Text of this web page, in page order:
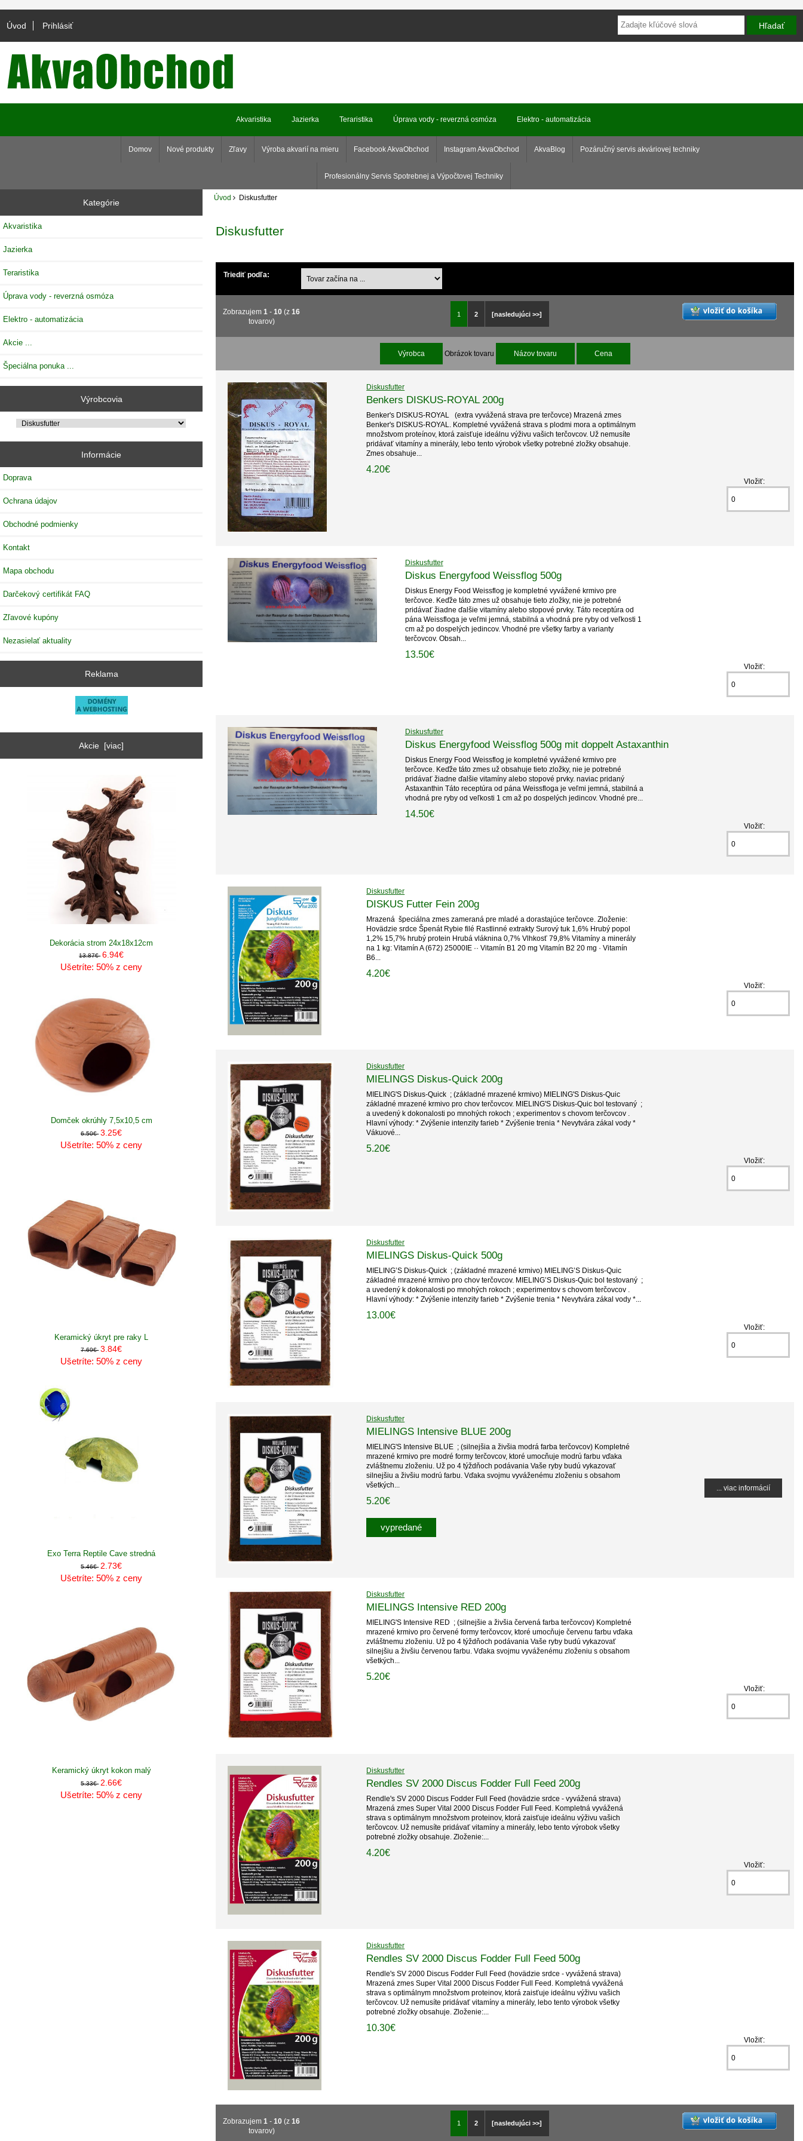
Úvod Prihlásiť
Akvaristika Jazierka Teraristika Úprava vody - reverzná osmóza Elektro - automatizácia
Domov Nové produkty Zľavy Výroba akvarií na mieru Facebook AkvaObchod Instagram AkvaObchod AkvaBlog Pozáručný servis akváriovej techniky
Profesionálny Servis Spotrebnej a Výpočtovej Techniky
Kategórie
Akvaristika
Jazierka
Teraristika
Úprava vody - reverzná osmóza
Elektro - automatizácia
Akcie ...
Špeciálna ponuka ...
Výrobcovia
Informácie
Doprava
Ochrana údajov
Obchodné podmienky
Kontakt
Mapa obchodu
Darčekový certifikát FAQ
Zľavové kupóny
Nezasielať aktuality
Reklama
Akcie [viac]
Dekorácia strom 24x18x12cm
13.87€ 6.94€
Ušetríte: 50% z ceny
Domček okrúhly 7,5x10,5 cm
6.50€ 3.25€
Ušetríte: 50% z ceny
Keramický úkryt pre raky L
7.69€ 3.84€
Ušetríte: 50% z ceny
Exo Terra Reptile Cave stredná
5.46€ 2.73€
Ušetríte: 50% z ceny
Keramický úkryt kokon malý
5.33€ 2.66€
Ušetríte: 50% z ceny
Úvod Diskusfutter
Diskusfutter
Triediť podľa:
1 2 [nasledujúci >>]
Zobrazujem1 -10 (z16
tovarov)
Výrobca Obrázok tovaru Názov tovaru Cena
Diskusfutter
Benkers DISKUS-ROYAL 200g
Benker's DISKUS-ROYAL (extra vyvážená strava pre terčovce) Mrazená zmes
Benker's DISKUS-ROYAL. Kompletné vyvážená strava s plodmi mora a optimálnym
množstvom proteínov, ktorá zaisťuje ideálnu výživu vašich terčovcov. Už nemusíte
pridávať vitamíny a minerály, lebo tento výrobok všetky potrebné zložky obsahuje.
Zmes obsahuje...
4.20€
Vložiť:
Diskusfutter
Diskus Energyfood Weissflog 500g
Diskus Energy Food Weissflog je kompletné vyvážené krmivo pre
terčovce. Keďže táto zmes už obsahuje tieto zložky, nie je potrebné
pridávať žiadne ďalšie vitamíny alebo stopové prvky. Táto receptúra ​​od
pána Weissfloga je veľmi jemná, stabilná a vhodná pre ryby od veľkosti 1
cm až po dospelých jedincov. Vhodné pre všetky farby a varianty
terčovcov. Obsah...
13.50€
Vložiť:
Diskusfutter
Diskus Energyfood Weissflog 500g mit doppelt Astaxanthin
Diskus Energy Food Weissflog je kompletné vyvážené krmivo pre
terčovce. Keďže táto zmes už obsahuje tieto zložky, nie je potrebné
pridávať žiadne ďalšie vitamíny alebo stopové prvky. naviac pridaný
Astaxanthin Táto receptúra ​​od pána Weissfloga je veľmi jemná, stabilná a
vhodná pre ryby od veľkosti 1 cm až po dospelých jedincov. Vhodné pre...
14.50€
Vložiť:
Diskusfutter
DISKUS Futter Fein 200g
Mrazená špeciálna zmes zameraná pre mladé a dorastajúce terčovce. Zloženie:
Hovädzie srdce Špenát Rybie filé Rastlinné extrakty Surový tuk 1,6% Hrubý popol
1,2% 15,7% hrubý protein Hrubá vláknina 0,7% Vlhkosť 79,8% Vitamíny a minerály
na 1 kg: Vitamín A (672) 25000IE ·· Vitamín B1 20 mg Vitamín B2 20 mg · Vitamín
B6...
4.20€
Vložiť:
Diskusfutter
MIELINGS Diskus-Quick 200g
MIELING'S Diskus-Quick ; (základné mrazené krmivo) MIELING'S Diskus-Quic
základné mrazené krmivo pro chov terčovcov. MIELING'S Diskus-Quic bol testovaný ;
a uvedený k dokonalosti po mnohých rokoch ; experimentov s chovom terčovcov .
Hlavní výhody: * Zvýšenie intenzity farieb * Zvýšenie trenia * Nevytvára zákal vody *
Vákuové...
5.20€
Vložiť:
Diskusfutter
MIELINGS Diskus-Quick 500g
MIELING’S Diskus-Quick ; (základné mrazené krmivo) MIELING’S Diskus-Quic
základné mrazené krmivo pro chov terčovcov. MIELING’S Diskus-Quic bol testovaný ;
a uvedený k dokonalosti po mnohých rokoch ; experimentov s chovom terčovcov .
Hlavní výhody: * Zvýšenie intenzity farieb * Zvýšenie trenia * Nevytvára zákal vody *...
13.00€
Vložiť:
Diskusfutter
MIELINGS Intensive BLUE 200g
MIELING'S Intensive BLUE ; (silnejšia a živšia modrá farba terčovcov) Kompletné
mrazené krmivo pre modré formy terčovcov, ktoré umocňuje modrú farbu vďaka
zvláštnemu zloženiu. Už po 4 týždňoch podávania Vaše ryby budú vykazovať
silnejšiu a živšiu modrú farbu. Vďaka svojmu vyváženému zloženiu s obsahom
všetkých...
5.20€
... viac informácií
vypredané
Diskusfutter
MIELINGS Intensive RED 200g
MIELING'S Intensive RED ; (silnejšie a živšia červená farba terčovcov) Kompletné
mrazené krmivo pro červené formy terčovcov, ktoré umocňuje červenu farbu vďaka
zvláštnemu zloženiu. Už po 4 týždňoch podávania Vaše ryby budú vykazovať
silnejšiu a živšiu červenou farbu. Vďaka svojmu vyváženému zloženiu s obsahom
všetkých...
5.20€
Vložiť:
Diskusfutter
Rendles SV 2000 Discus Fodder Full Feed 200g
Rendle's SV 2000 Discus Fodder Full Feed (hovädzie srdce - vyvážená strava)
Mrazená zmes Super Vital 2000 Discus Fodder Full Feed. Kompletná vyvážená
strava s optimálnym množstvom proteinov, ktorá zaisťuje ideálnu výživu vašich
terčovcov. Už nemusíte pridávať vitamíny a minerály, lebo tento výrobok všetky
potrebné zložky obsahuje. Zloženie:...
4.20€
Vložiť:
Diskusfutter
Rendles SV 2000 Discus Fodder Full Feed 500g
Rendle's SV 2000 Discus Fodder Full Feed (hovädzie srdce - vyvážená strava)
Mrazená zmes Super Vital 2000 Discus Fodder Full Feed. Kompletná vyvážená
strava s optimálnym množstvom proteinov, ktorá zaisťuje ideálnu výživu vašich
terčovcov. Už nemusíte pridávať vitamíny a minerály, lebo tento výrobok všetky
potrebné zložky obsahuje. Zloženie:...
10.30€
Vložiť:
1 2 [nasledujúci >>]
Zobrazujem1 -10 (z16
tovarov)